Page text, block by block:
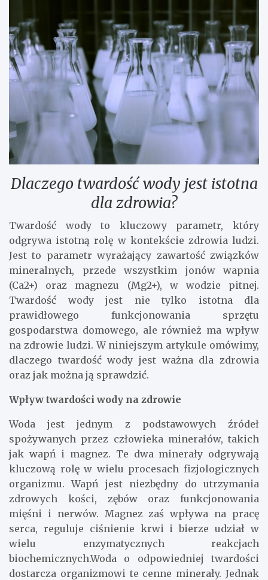
Dlaczego twardość wody jest istotna
dla zdrowia?
Twardość wody to kluczowy parametr, który
odgrywa istotną rolę w kontekście zdrowia ludzi.
Jest to parametr wyrażający zawartość związków
mineralnych, przede wszystkim jonów wapnia
(Ca2+) oraz magnezu (Mg2+), w wodzie pitnej.
Twardość wody jest nie tylko istotna dla
prawidłowego funkcjonowania sprzętu
gospodarstwa domowego, ale również ma wpływ
na zdrowie ludzi. W niniejszym artykule omówimy,
dlaczego twardość wody jest ważna dla zdrowia
oraz jak można ją sprawdzić.
Wpływ twardości wody na zdrowie
Woda jest jednym z podstawowych źródeł
spożywanych przez człowieka minerałów, takich
jak wapń i magnez. Te dwa minerały odgrywają
kluczową rolę w wielu procesach fizjologicznych
organizmu. Wapń jest niezbędny do utrzymania
zdrowych kości, zębów oraz funkcjonowania
mięśni i nerwów. Magnez zaś wpływa na pracę
serca, reguluje ciśnienie krwi i bierze udział w
wielu enzymatycznych reakcjach
biochemicznych.Woda o odpowiedniej twardości
dostarcza organizmowi te cenne minerały. Jednak